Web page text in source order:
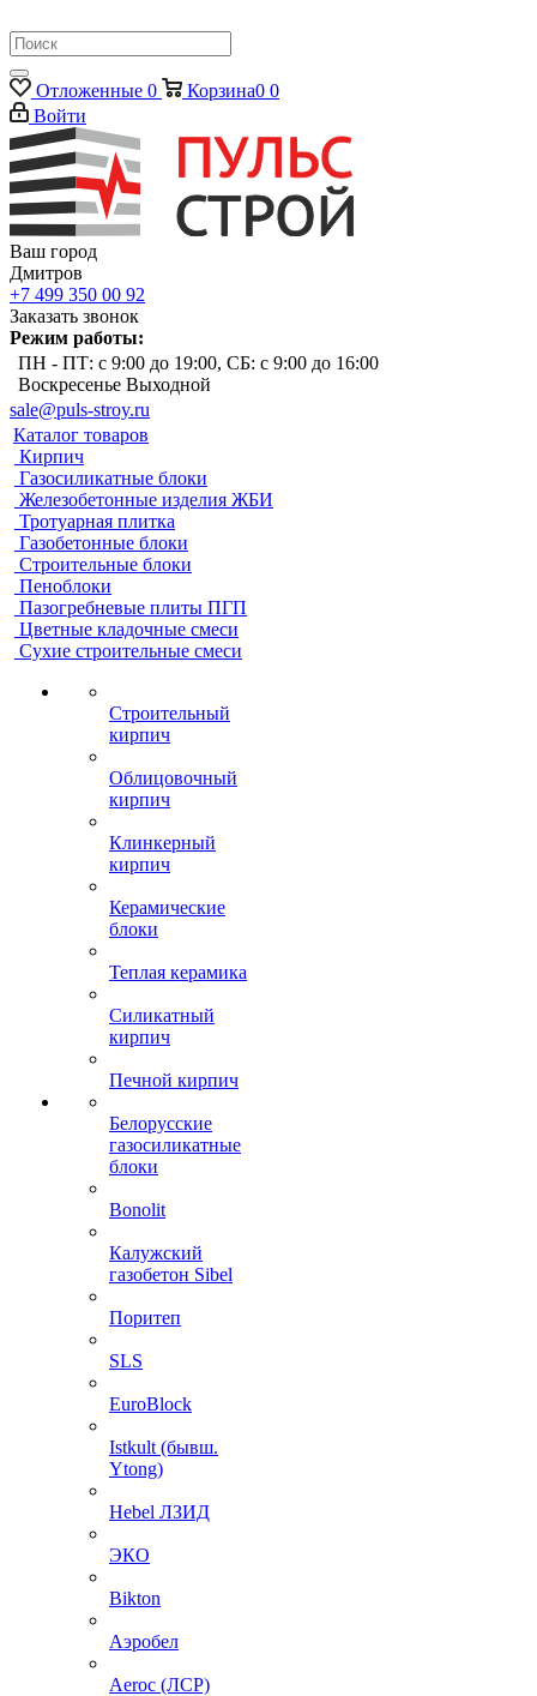
Отложенные 0 Корзина0 0
Войти
Ваш город
Дмитров
+7 499 350 00 92
Заказать звонок
Режим работы:
ПН - ПТ: с 9:00 до 19:00, СБ: с 9:00 до 16:00
Воскресенье Выходной
sale@puls-stroy.ru
Каталог товаров
Кирпич
Газосиликатные блоки
Железобетонные изделия ЖБИ
Тротуарная плитка
Газобетонные блоки
Строительные блоки
Пеноблоки
Пазогребневые плиты ПГП
Цветные кладочные смеси
Сухие строительные смеси
Строительный
кирпич
Облицовочный
кирпич
Клинкерный
кирпич
Керамические
блоки
Теплая керамика
Силикатный
кирпич
Печной кирпич
Белорусские
газосиликатные
блоки
Bonolit
Калужский
газобетон Sibel
Поритеп
SLS
EuroBlock
Istkult (бывш.
Ytong)
Hebel ЛЗИД
ЭКО
Bikton
Аэробел
Aeroc (ЛСР)